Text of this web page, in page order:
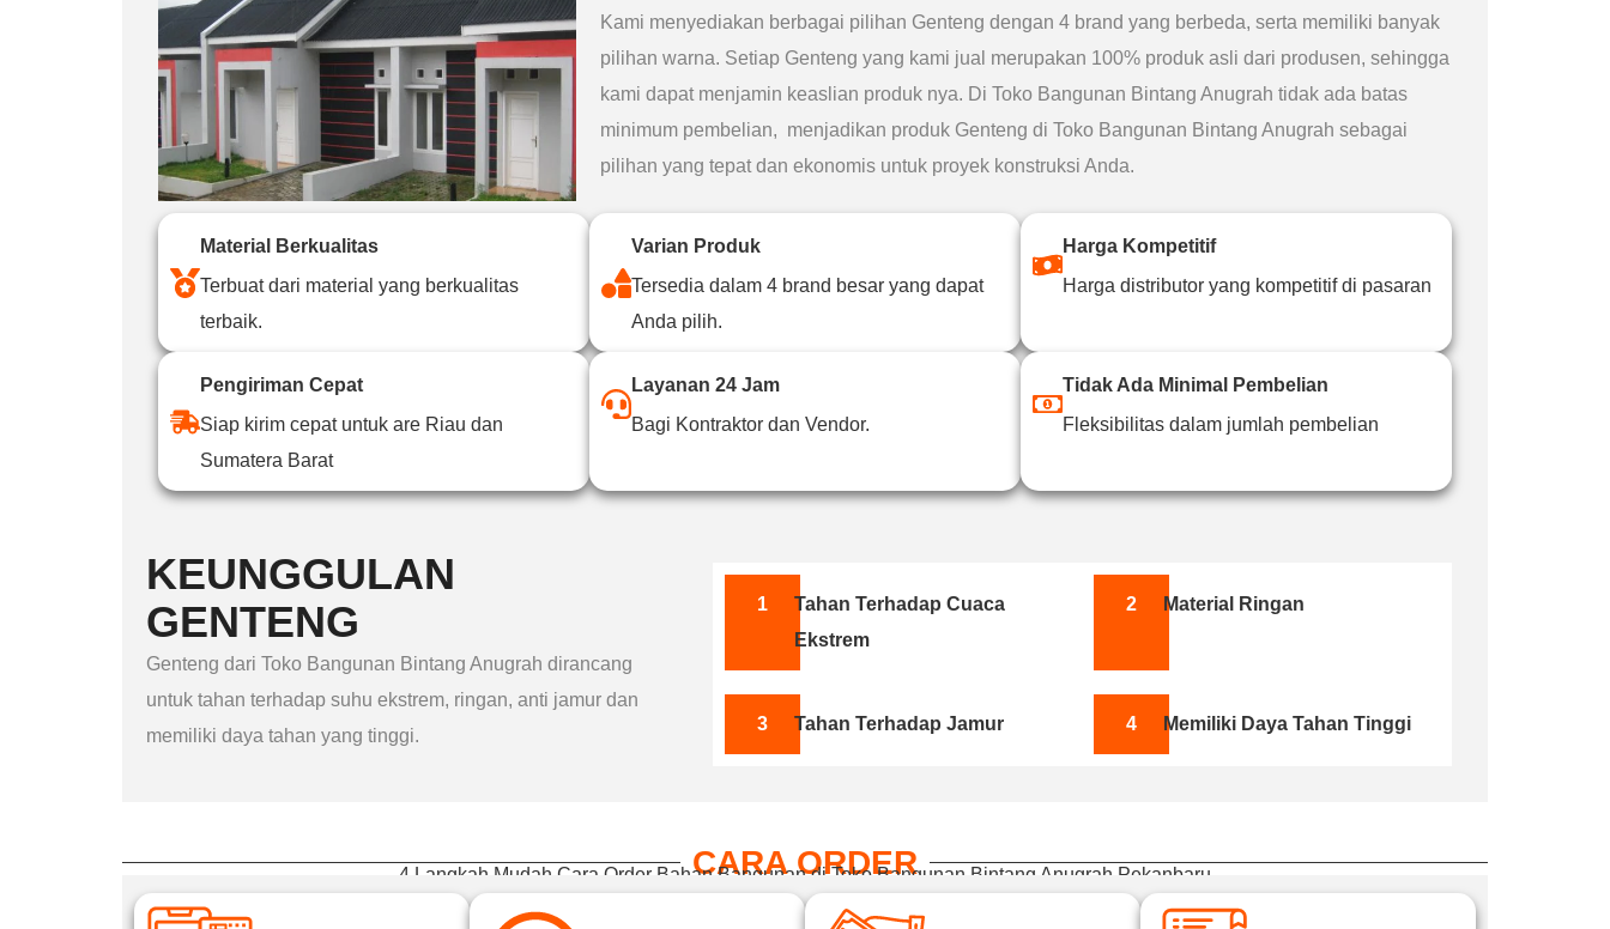
Kami menyediakan berbagai pilihan Genteng dengan 4 brand yang berbeda, serta memiliki banyak
pilihan warna. Setiap Genteng yang kami jual merupakan 100% produk asli dari produsen, sehingga
kami dapat menjamin keaslian produk nya. Di Toko Bangunan Bintang Anugrah tidak ada batas
minimum pembelian, menjadikan produk Genteng di Toko Bangunan Bintang Anugrah sebagai
pilihan yang tepat dan ekonomis untuk proyek konstruksi Anda.
Material Berkualitas
Terbuat dari material yang berkualitas
terbaik.
Varian Produk
Tersedia dalam 4 brand besar yang dapat
Anda pilih.
Harga Kompetitif
Harga distributor yang kompetitif di pasaran
Pengiriman Cepat
Siap kirim cepat untuk are Riau dan
Sumatera Barat
Layanan 24 Jam
Bagi Kontraktor dan Vendor.
Tidak Ada Minimal Pembelian
Fleksibilitas dalam jumlah pembelian
KEUNGGULAN
GENTENG
Genteng dari Toko Bangunan Bintang Anugrah dirancang
untuk tahan terhadap suhu ekstrem, ringan, anti jamur dan
memiliki daya tahan yang tinggi.
1
Tahan Terhadap Cuaca
Ekstrem
2 Material Ringan
3 Tahan Terhadap Jamur 4 Memiliki Daya Tahan Tinggi
CARA ORDER
4 Langkah Mudah Cara Order Bahan Bangunan di Toko Bangunan Bintang Anugrah Pekanbaru